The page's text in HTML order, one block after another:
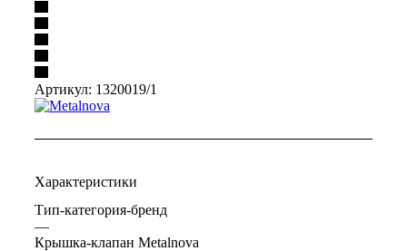
Артикул: 1320019/1
Характеристики
Тип-категория-бренд
—
Крышка-клапан Metalnova